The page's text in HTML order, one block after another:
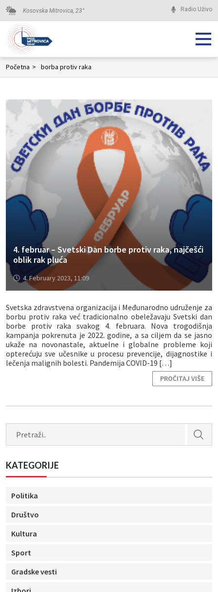
Kosovska Mitrovica, 23° Radio Uživo
Početna > borba protiv raka
4. februar – Svetski Dan borbe protiv raka, najčešći
oblik rak pluća
4. February 2023, 11:09
Svetska zdravstvena organizacija i Međunarodno udruženje za
borbu protiv raka već tradicionalno obeležavaju Svetski dan
borbe protiv raka svakog 4. februara. Nova trogodišnja
kampanja pokrenuta je 2022. godine, a sa ciljem da se jasno
ukaže na novonastale, aktuelne i globalne probleme koji
opterećuju sve učesnike u procesu prevencije, dijagnostike i
lečenja malignih bolesti. Pandemija COVID-19 […]
PROČITAJ VIŠE
KATEGORIJE
Politika
Društvo
Kultura
Sport
Gradske vesti